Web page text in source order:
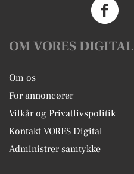
OM VORES DIGITAL
Om os
For annoncører
Vilkår og Privatlivspolitik
Kontakt VORES Digital
Administrer samtykke